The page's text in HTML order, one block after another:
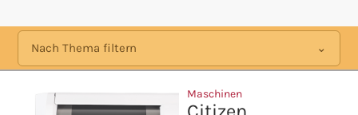
Nach Thema filtern
Maschinen